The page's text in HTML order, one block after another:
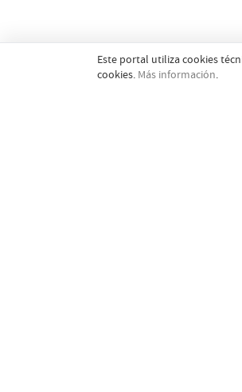
Este portal utiliza cookies
cookies. Más información.